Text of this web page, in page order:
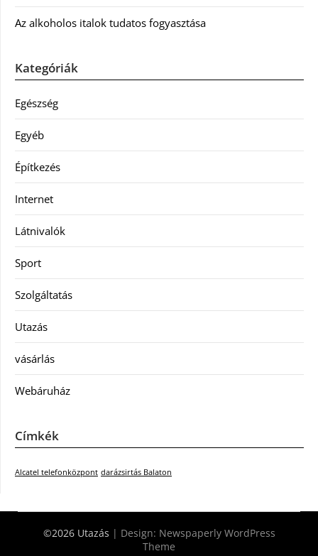
Az alkoholos italok tudatos fogyasztása
Kategóriák
Egészség
Egyéb
Építkezés
Internet
Látnivalók
Sport
Szolgáltatás
Utazás
vásárlás
Webáruház
Címkék
Alcatel telefonközpont darázsirtás Balaton
©2026 Utazás | Design: Newspaperly WordPress
Theme